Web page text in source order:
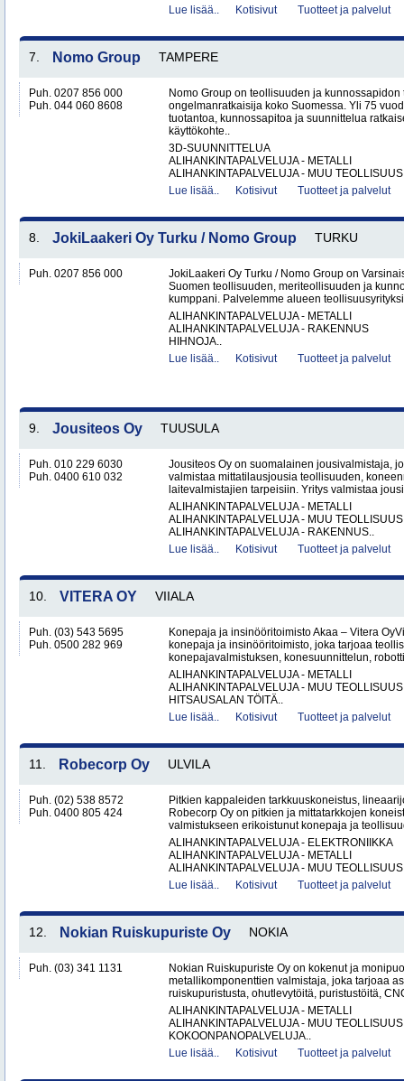
Lue lisää..
Kotisivut Tuotteet ja palvelut
7. Nomo Group TAMPERE
Puh. 0207 856 000
Puh. 044 060 8608
Nomo Group on teollisuuden ja kunnossapidon
ongelmanratkaisija koko Suomessa. Yli 75
tuotantoa, kunnossapitoa ja suunnittelua
käyttökohte..
3D-SUUNNITTELUA
ALIHANKINTAPALVELUJA - METALLI
ALIHANKINTAPALVELUJA - MUU
Lue lisää..
Kotisivut Tuotteet ja palvelut
8. JokiLaakeri Oy Turku / Nomo Group TURKU
Puh. 0207 856 000
JokiLaakeri Oy Turku / Nomo Group on
Suomen teollisuuden, meriteollisuuden ja
kumppani. Palvelemme alueen
ALIHANKINTAPALVELUJA - METALLI
ALIHANKINTAPALVELUJA - RAKENNUS
HIHNOJA..
Lue lisää..
Kotisivut Tuotteet ja palvelut
9. Jousiteos Oy TUUSULA
Puh. 010 229 6030
Puh. 0400 610 032
Jousiteos Oy on suomalainen jousivalmistaja,
valmistaa mittatilausjousia teollisuuden,
laitevalmistajien tarpeisiin. Yritys valmistaa
ALIHANKINTAPALVELUJA - METALLI
ALIHANKINTAPALVELUJA - MUU TEOLLISUUS
ALIHANKINTAPALVELUJA - RAKENNUS..
Lue lisää..
Kotisivut Tuotteet ja palvelut
10. VITERA OY VIIALA
Puh. (03) 543 5695
Puh. 0500 282 969
Konepaja ja insinööritoimisto Akaa – Vitera
konepaja ja insinööritoimisto, joka tarjoaa
konepajavalmistuksen, konesuunnittelun,
ALIHANKINTAPALVELUJA - METALLI
ALIHANKINTAPALVELUJA - MUU TEOLLISUUS
HITSAUSALAN TÖITÄ..
Lue lisää..
Kotisivut Tuotteet ja palvelut
11. Robecorp Oy ULVILA
Puh. (02) 538 8572
Puh. 0400 805 424
Pitkien kappaleiden tarkkuuskoneistus,
Robecorp Oy on pitkien ja mittatarkkojen
valmistukseen erikoistunut konepaja ja
ALIHANKINTAPALVELUJA - ELEKTRONIIKKA
ALIHANKINTAPALVELUJA - METALLI
ALIHANKINTAPALVELUJA - MUU
Lue lisää..
Kotisivut Tuotteet ja palvelut
12. Nokian Ruiskupuriste Oy NOKIA
Puh. (03) 341 1131
Nokian Ruiskupuriste Oy on kokenut ja
metallikomponenttien valmistaja, joka tarjoaa
ruiskupuristusta, ohutlevytöitä, puristustöitä,
ALIHANKINTAPALVELUJA - METALLI
ALIHANKINTAPALVELUJA - MUU TEOLLISUUS
KOKOONPANOPALVELUJA..
Lue lisää..
Kotisivut Tuotteet ja palvelut